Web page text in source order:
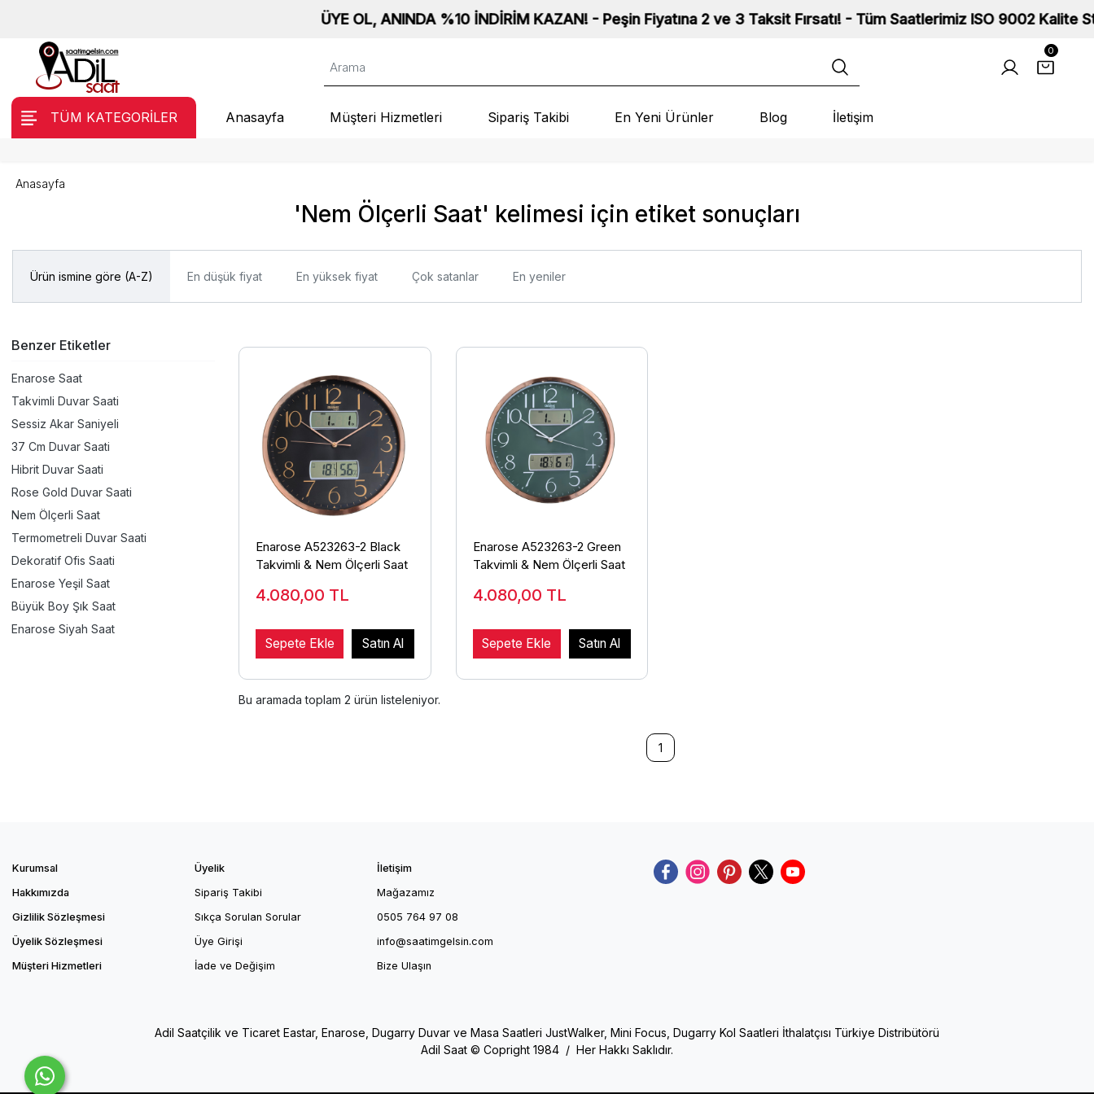
ÜYE OL, ANINDA %10 İNDİRİM KAZAN! - Peşin Fiyatına 2 ve 3 Taksit Fırsatı! - Tüm Saatlerimiz ISO 9002 Kalite
0
TÜM KATEGORİLER Anasayfa Müşteri Hizmetleri Sipariş Takibi En Yeni Ürünler Blog İletişim
'Nem Ölçerli Saat' kelimesi için etiket sonuçları
Anasayfa
Ürün ismine göre (A-Z) En düşük fiyat En yüksek fiyat Çok satanlar En yeniler
Benzer Etiketler
Enarose Saat
Takvimli Duvar Saati
Sessiz Akar Saniyeli
37 Cm Duvar Saati
Hibrit Duvar Saati
Rose Gold Duvar Saati
Nem Ölçerli Saat
Termometreli Duvar Saati
Dekoratif Ofis Saati
Enarose Yeşil Saat
Büyük Boy Şık Saat
Enarose Siyah Saat
Enarose A523263-2 Black
Takvimli & Nem Ölçerli Saat
4.080,00 TL
Sepete Ekle Satın Al
Enarose A523263-2 Green
Takvimli & Nem Ölçerli Saat
4.080,00 TL
Sepete Ekle Satın Al
Bu aramada toplam 2 ürün listeleniyor.
1
Kurumsal
Hakkımızda
Gizlilik Sözleşmesi
Üyelik Sözleşmesi
Müşteri Hizmetleri
Üyelik
Sipariş Takibi
Sıkça Sorulan Sorular
Üye Girişi
İade ve Değişim
İletişim
Mağazamız
0505 764 97 08
info@saatimgelsin.com
Bize Ulaşın
Adil Saatçilik ve Ticaret Eastar, Enarose, Dugarry Duvar ve Masa Saatleri JustWalker, Mini Focus, Dugarry Kol Saatleri İthalatçısı Türkiye Distribütörü
Adil Saat © Copright 1984 / Her Hakkı Saklıdır.